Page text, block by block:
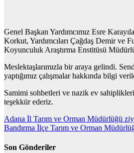
Genel Başkan Yardımcımız Esre
Korkut, Yardımcıları Çağdaş Demir ve
Koyunculuk Araştırma Enstitüsü
Meslektaşlarımızla bir araya gelindi.
yaptığımız çalışmalar hakkında bilgi
Samimi sohbetleri ve nazik ev sahiplikleri
teşekkür ederiz.
Yazı
gezinmesi
Adana İl Tarım ve Orman Müdürlüğü
Bandırma İlçe Tarım ve Orman
Son Gönderiler